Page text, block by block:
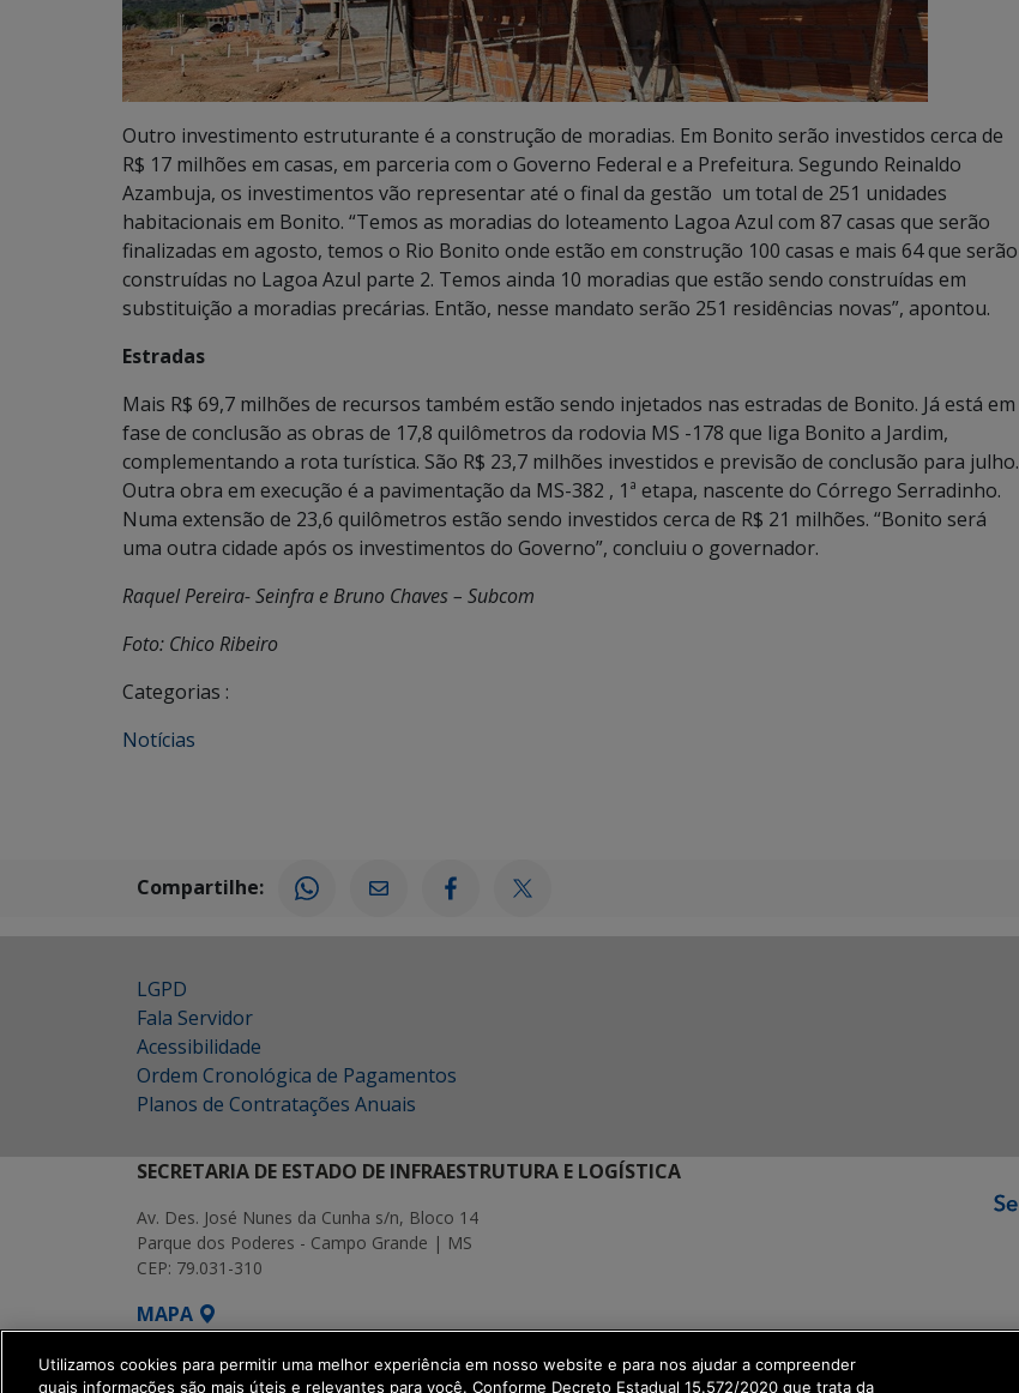
Outro investimento estruturante é a construção de moradias. Em Bonito serão investidos cerca de
R$ 17 milhões em casas, em parceria com o Governo Federal e a Prefeitura. Segundo Reinaldo
Azambuja, os investimentos vão representar até o final da gestão um total de 251 unidades
habitacionais em Bonito. “Temos as moradias do loteamento Lagoa Azul com 87 casas que serão
finalizadas em agosto, temos o Rio Bonito onde estão em construção 100 casas e mais 64 que serão
construídas no Lagoa Azul parte 2. Temos ainda 10 moradias que estão sendo construídas em
substituição a moradias precárias. Então, nesse mandato serão 251 residências novas”, apontou.
Estradas
Mais R$ 69,7 milhões de recursos também estão sendo injetados nas estradas de Bonito. Já está em
fase de conclusão as obras de 17,8 quilômetros da rodovia MS -178 que liga Bonito a Jardim,
complementando a rota turística. São R$ 23,7 milhões investidos e previsão de conclusão para julho.
Outra obra em execução é a pavimentação da MS-382 , 1ª etapa, nascente do Córrego Serradinho.
Numa extensão de 23,6 quilômetros estão sendo investidos cerca de R$ 21 milhões. “Bonito será
uma outra cidade após os investimentos do Governo”, concluiu o governador.
Raquel Pereira- Seinfra e Bruno Chaves – Subcom
Foto: Chico Ribeiro
Categorias :
Notícias
Compartilhe:
LGPD
Fala Servidor
Acessibilidade
Ordem Cronológica de Pagamentos
Planos de Contratações Anuais
SECRETARIA DE ESTADO DE INFRAESTRUTURA E LOGÍSTICA
Av. Des. José Nunes da Cunha s/n, Bloco 14
Parque dos Poderes - Campo Grande | MS
CEP: 79.031-310
MAPA
SETDIG | Secretaria-Executiva de Transformação Digital
Utilizamos cookies para permitir uma melhor experiência em nosso website e para nos ajudar a compreender
quais informações são mais úteis e relevantes para você. Conforme Decreto Estadual 15.572/2020 que trata da